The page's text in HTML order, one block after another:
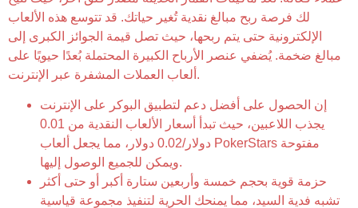
لك فرصة ربح مبالغ نقدية تُغير حياتك. قد تتوسع هذه الألعاب
الإلكترونية حتى يتم ربحها، حيث تصل قيمة الجوائز الكبرى إلى
مبالغ ضخمة. يُضفي عنصر الأرباح الكبيرة المحتملة بُعدًا حيويًا على
ألعاب العملات المشفرة عبر الإنترنت.
إن الحصول على أفضل دعم لتطبيق البوكر على الإنترنت
يجذب اللاعبين، حيث تبدأ أسعار الألعاب النقدية من 0.01
دولار/0.02 دولار، مما يجعل ألعاب PokerStars مفتوحة
ويمكن للجميع الوصول إليها.
حزمة قوية بحجم خمسة وأربعين ستارة أكبر أو حتى أكثر
تشبه فدية السيد، مما يمنحك الحرية لتنفيذ مجموعة قياسية